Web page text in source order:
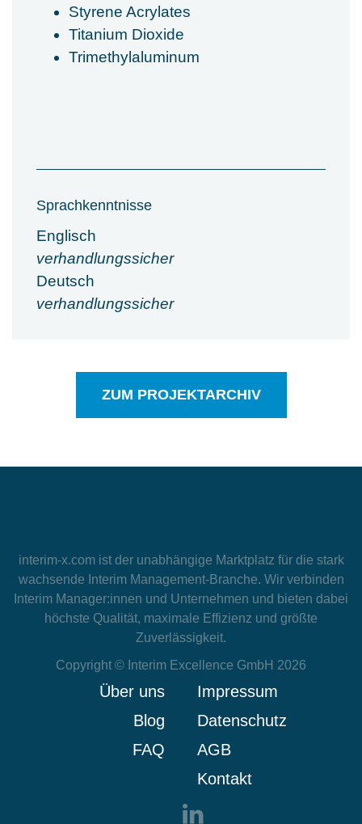
Styrene Acrylates
Titanium Dioxide
Trimethylaluminum
Sprachkenntnisse
Englisch
verhandlungssicher
Deutsch
verhandlungssicher
ZUM PROJEKTARCHIV
interim-x.comist der unabhängige Marktplatz für die stark
wachsende Interim Management-Branche. Wir verbinden
Interim Manager:innen und Unternehmen und bieten dabei
höchste Qualität, maximale Effizienz und größte
Zuverlässigkeit.
Copyright © Interim Excellence GmbH 2026
Über uns
Blog
FAQ
Impressum
Datenschutz
AGB
Kontakt